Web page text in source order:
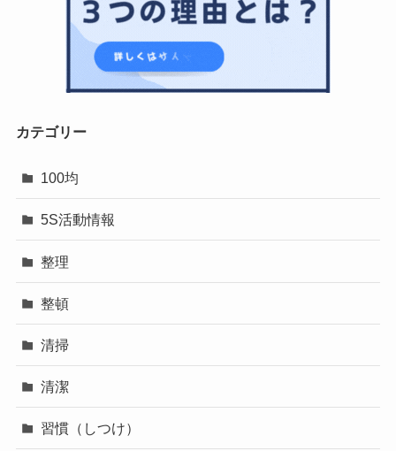
カテゴリー
100均
5S活動情報
整理
整頓
清掃
清潔
習慣（しつけ）